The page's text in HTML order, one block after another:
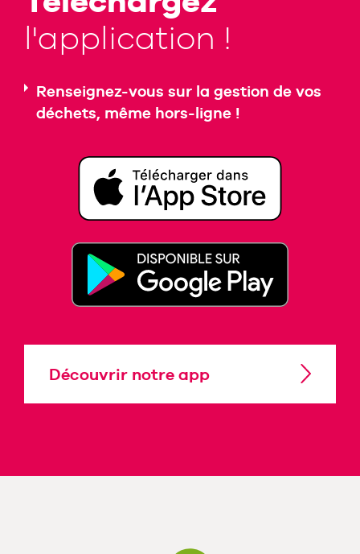
l'application !
Renseignez-vous sur la gestion de vos
déchets, même hors-ligne !
Découvrir notre app